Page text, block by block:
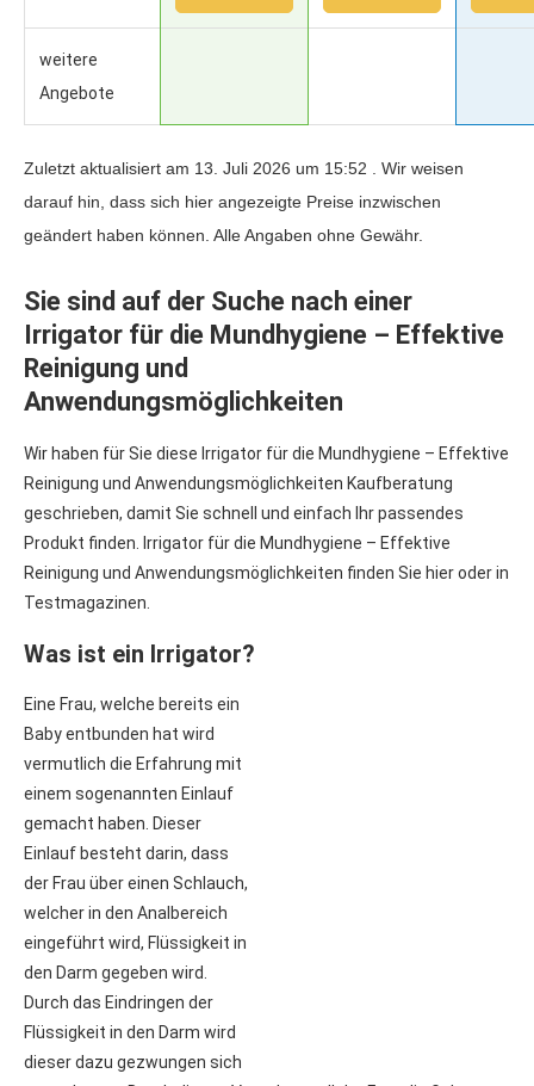
weitere
Angebote
Zuletzt aktualisiert am 13. Juli 2026 um 15:52 . Wir weisen
darauf hin, dass sich hier angezeigte Preise inzwischen
geändert haben können. Alle Angaben ohne Gewähr.
Sie sind auf der Suche nach einer
Irrigator für die Mundhygiene – Effektive
Reinigung und
Anwendungsmöglichkeiten
Wir haben für Sie diese Irrigator für die Mundhygiene – Effektive
Reinigung und Anwendungsmöglichkeiten Kaufberatung
geschrieben, damit Sie schnell und einfach Ihr passendes
Produkt finden. Irrigator für die Mundhygiene – Effektive
Reinigung und Anwendungsmöglichkeiten finden Sie hier oder in
Testmagazinen.
Was ist ein Irrigator?
Eine Frau, welche bereits ein
Baby entbunden hat wird
vermutlich die Erfahrung mit
einem sogenannten Einlauf
gemacht haben. Dieser
Einlauf besteht darin, dass
der Frau über einen Schlauch,
welcher in den Analbereich
eingeführt wird, Flüssigkeit in
den Darm gegeben wird.
Durch das Eindringen der
Flüssigkeit in den Darm wird
dieser dazu gezwungen sich